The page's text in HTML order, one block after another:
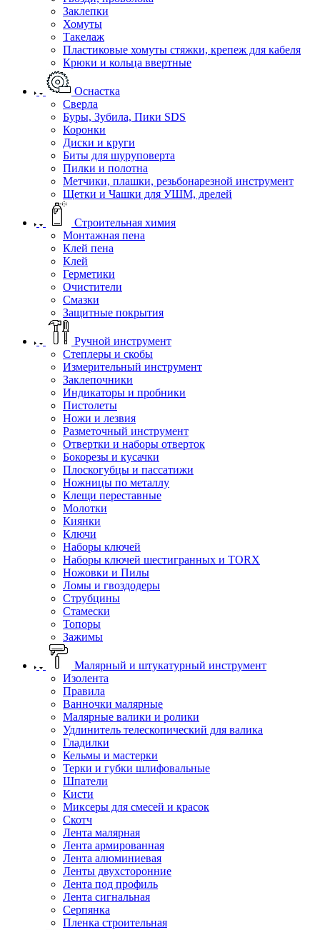
Заклепки
Хомуты
Такелаж
Пластиковые хомуты стяжки, крепеж для кабеля
Крюки и кольца ввертные
Оснастка
Сверла
Буры, Зубила, Пики SDS
Коронки
Диски и круги
Биты для шуруповерта
Пилки и полотна
Метчики, плашки, резьбонарезной инструмент
Щетки и Чашки для УШМ, дрелей
Строительная химия
Монтажная пена
Клей пена
Клей
Герметики
Очистители
Смазки
Защитные покрытия
Ручной инструмент
Степлеры и скобы
Измерительный инструмент
Заклепочники
Индикаторы и пробники
Пистолеты
Ножи и лезвия
Разметочный инструмент
Отвертки и наборы отверток
Бокорезы и кусачки
Плоскогубцы и пассатижи
Ножницы по металлу
Клещи переставные
Молотки
Киянки
Ключи
Наборы ключей
Наборы ключей шестигранных и TORX
Ножовки и Пилы
Ломы и гвоздодеры
Струбцины
Стамески
Топоры
Зажимы
Малярный и штукатурный инструмент
Изолента
Правила
Ванночки малярные
Малярные валики и ролики
Удлинитель телескопический для валика
Гладилки
Кельмы и мастерки
Терки и губки шлифовальные
Шпатели
Кисти
Миксеры для смесей и красок
Скотч
Лента малярная
Лента армированная
Лента алюминиевая
Ленты двухсторонние
Лента под профиль
Лента сигнальная
Серпянка
Пленка строительная